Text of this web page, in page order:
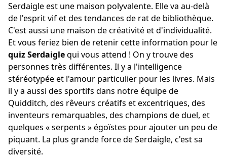
Serdaigle est une maison polyvalente. Elle va au-delà
de l'esprit vif et des tendances de rat de bibliothèque.
C'est aussi une maison de créativité et d'individualité.
Et vous feriez bien de retenir cette information pour le
quiz Serdaiglequi vous attend ! On y trouve des
personnes très différentes. Il y a l'intelligence
stéréotypée et l'amour particulier pour les livres. Mais
il y a aussi des sportifs dans notre équipe de
Quidditch, des rêveurs créatifs et excentriques, des
inventeurs remarquables, des champions de duel, et
quelques « serpents » égoïstes pour ajouter un peu de
piquant. La plus grande force de Serdaigle, c'est sa
diversité.